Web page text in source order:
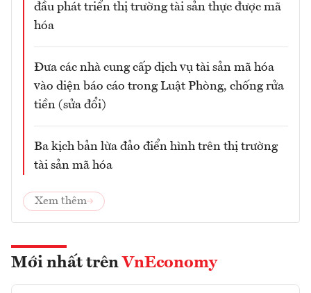
đầu phát triển thị trường tài sản thực được mã
hóa
Đưa các nhà cung cấp dịch vụ tài sản mã hóa
vào diện báo cáo trong Luật Phòng, chống rửa
tiền (sửa đổi)
Ba kịch bản lừa đảo điển hình trên thị trường
tài sản mã hóa
Xem thêm
Mới nhất trên VnEconomy